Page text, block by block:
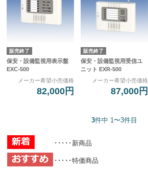
販売終了
保安・設備監視用表示盤
EXC-500
メーカー希望小売価格
82,000円
販売終了
保安・設備監視用受信ユ
ニット EXR-500
メーカー希望小売価格
87,000円
3件中 1〜3件目
･････新商品
･････特価商品